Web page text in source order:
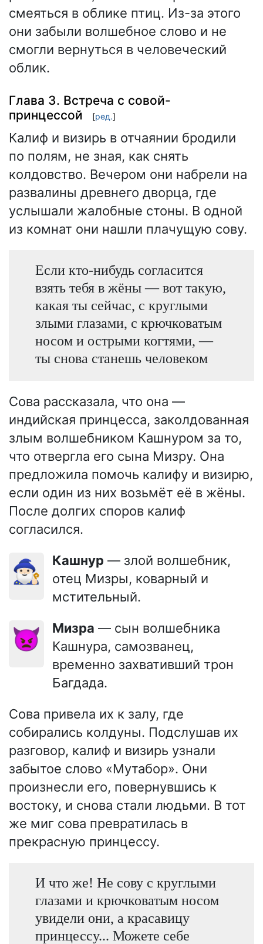
смеяться в облике птиц. Из-за этого
они забыли волшебное слово и не
смогли вернуться в человеческий
облик.
Глава 3. Встреча с совой-
принцессой
[ред.]
Калиф и визирь в отчаянии бродили
по полям, не зная, как снять
колдовство. Вечером они набрели на
развалины древнего дворца, где
услышали жалобные стоны. В одной
из комнат они нашли плачущую сову.
Если кто-нибудь согласится
взять тебя в жёны — вот такую,
какая ты сейчас, с круглыми
злыми глазами, с крючковатым
носом и острыми когтями, —
ты снова станешь человеком
Сова рассказала, что она —
индийская принцесса, заколдованная
злым волшебником Кашнуром за то,
что отвергла его сына Мизру. Она
предложила помочь калифу и визирю,
если один из них возьмёт её в жёны.
После долгих споров калиф
согласился.
🧙🏻‍♂️ Кашнур — злой волшебник,
отец Мизры, коварный и
мстительный.
👿 Мизра — сын волшебника
Кашнура, самозванец,
временно захвативший трон
Багдада.
Сова привела их к залу, где
собирались колдуны. Подслушав их
разговор, калиф и визирь узнали
забытое слово «Мутабор». Они
произнесли его, повернувшись к
востоку, и снова стали людьми. В тот
же миг сова превратилась в
прекрасную принцессу.
И что же! Не сову с круглыми
глазами и крючковатым носом
увидели они, а красавицу
принцессу... Можете себе